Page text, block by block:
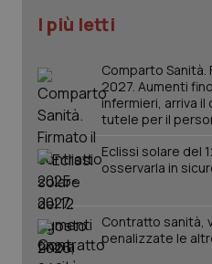
I più letti
Comparto
2027. Aumenti
infermieri, arriva il
tutele per il
Eclissi solare del
osservarla in
Contratto sanità,
penalizzate le
PHPSESSID